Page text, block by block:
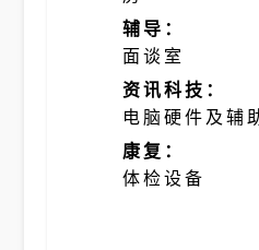
辅导：
面谈室
资讯科技：
电脑硬件及辅
康复：
体检设备